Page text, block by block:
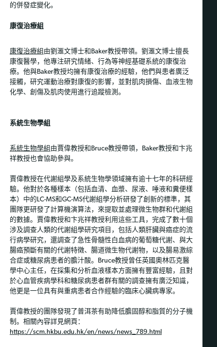
的併發症變化。
康復治療組
康復治療組 由劉滙文博士和Baker教授帶領。劉滙文博士擅長
康復醫學，他專注研究情緒、行為等神經基礎系統的康復治
療。他與Baker教授均擁有康復治療的經驗，他們與患者廣泛
接觸，研究運動治療對康復的影響，並對肌肉損傷、血液生物
化學、創傷及肌肉使用進行追蹤檢測。
系統生物學組
系統生物學組 由賈偉教授和Bruce教授帶領，Baker教授和卞兆
祥教授也會協助參與。
賈偉教授在代謝組學及系統生物學領域擁有逾十七年的科研經
驗。他對於各種樣本（包括血清、血漿、尿液、唾液和糞便樣
本）中的LC-MS和GC-MS代謝組學分析研發了創新的標準，其
團隊更研發了計算機演算法，來提取並處理微生物群和代謝組
的數據。賈偉教授和卞兆祥教授利用這些工具，完成了數十個
涉及調查人類的代謝組學研究項目，包括人類肝臟與癌症的流
行病學研究，還調查了急性骨髓性白血病的葡萄糖代謝、與大
腸癌預斷有關的代謝特徵、腸道微生物代謝物，以及腸易激綜
合症或糖尿病患者的膽汁酸。Bruce教授曾任英國奧林匹克醫
學中心主任，在採集和分析血液樣本方面擁有豐富經驗，且對
於心血管疾病學科和糖尿病患者群有關的調查擁有廣泛知識，
他更是一位具有與重病患者合作經驗的臨床心臟病專家。
賈偉教授的團隊發現了普洱茶有助降低膽固醇和脂質的分子機
制。相關內容詳見網頁：
https://scm.hkbu.edu.hk/en/news/news_789.html